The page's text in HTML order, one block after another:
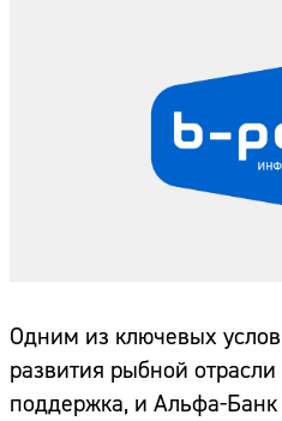
Одним из ключевых
развития рыбной отрасли
поддержка, и Альфа-Банк